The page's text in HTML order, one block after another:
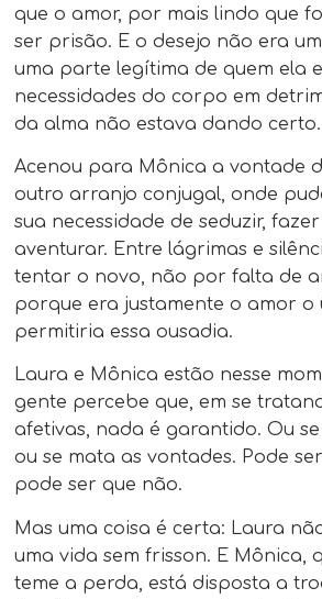
que o amor, por mais lindo que
ser prisão. E o desejo não era
uma parte legítima de quem ela
necessidades do corpo em
da alma não estava dando certo.
Acenou para Mônica a vontade
outro arranjo conjugal, onde
sua necessidade de seduzir, fazer
aventurar. Entre lágrimas e
tentar o novo, não por falta de
porque era justamente o amor o
permitiria essa ousadia.
Laura e Mônica estão nesse
gente percebe que, em se
afetivas, nada é garantido. Ou se
ou se mata as vontades. Pode
pode ser que não.
Mas uma coisa é certa: Laura
uma vida sem frisson. E Mônica,
teme a perda, está disposta a